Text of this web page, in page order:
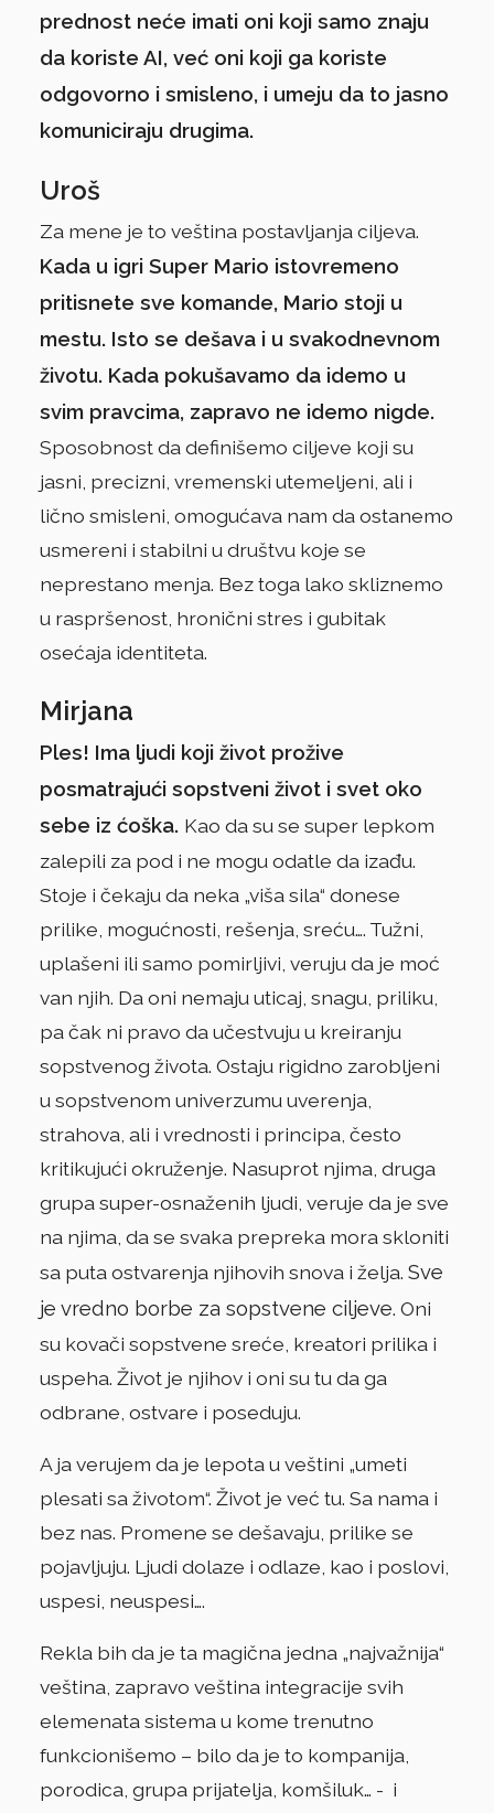
prednost neće imati oni koji samo znaju
da koriste AI, već oni koji ga koriste
odgovorno i smisleno, i umeju da to jasno
komuniciraju drugima.
Uroš
Za mene je to veština postavljanja ciljeva.
Kada u igri Super Mario istovremeno
pritisnete sve komande, Mario stoji u
mestu. Isto se dešava i u svakodnevnom
životu. Kada pokušavamo da idemo u
svim pravcima, zapravo ne idemo nigde.
Sposobnost da definišemo ciljeve koji su
jasni, precizni, vremenski utemeljeni, ali i
lično smisleni, omogućava nam da ostanemo
usmereni i stabilni u društvu koje se
neprestano menja. Bez toga lako skliznemo
u raspršenost, hronični stres i gubitak
osećaja identiteta.
Mirjana
Ples! Ima ljudi koji život prožive
posmatrajući sopstveni život i svet oko
sebe iz ćoška. Kao da su se super lepkom
zalepili za pod i ne mogu odatle da izađu.
Stoje i čekaju da neka „viša sila“ donese
prilike, mogućnosti, rešenja, sreću…. Tužni,
uplašeni ili samo pomirljivi, veruju da je moć
van njih. Da oni nemaju uticaj, snagu, priliku,
pa čak ni pravo da učestvuju u kreiranju
sopstvenog života. Ostaju rigidno zarobljeni
u sopstvenom univerzumu uverenja,
strahova, ali i vrednosti i principa, često
kritikujući okruženje. Nasuprot njima, druga
grupa super-osnaženih ljudi, veruje da je sve
na njima, da se svaka prepreka mora skloniti
sa puta ostvarenja njihovih snova i želja. Sve
je vredno borbe za sopstvene ciljeve. Oni
su kovači sopstvene sreće, kreatori prilika i
uspeha. Život je njihov i oni su tu da ga
odbrane, ostvare i poseduju.
A ja verujem da je lepota u veštini „umeti
plesati sa životom“. Život je već tu. Sa nama i
bez nas. Promene se dešavaju, prilike se
pojavljuju. Ljudi dolaze i odlaze, kao i poslovi,
uspesi, neuspesi….
Rekla bih da je ta magična jedna „najvažnija“
veština, zapravo veština integracije svih
elemenata sistema u kome trenutno
funkcionišemo – bilo da je to kompanija,
porodica, grupa prijatelja, komšiluk… - i